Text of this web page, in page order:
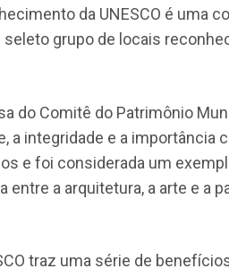
da UNESCO é uma
seleto grupo de locais
do Comitê do Patrimônio
a integridade e a importância
e foi considerada um
a arquitetura, a arte e a
traz uma série de